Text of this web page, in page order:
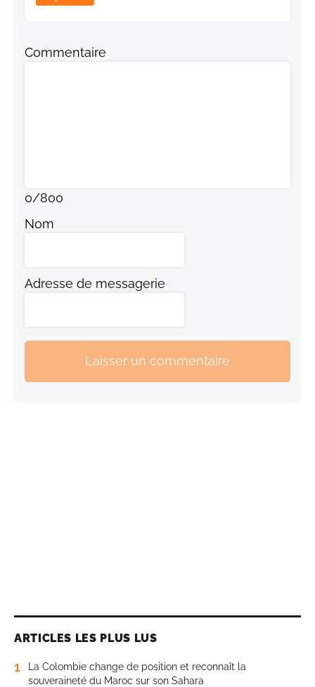
Commentaire
0/800
Nom
Adresse de messagerie
Laisser un commentaire
ARTICLES LES PLUS LUS
1
La Colombie change de position et reconnaît la
souveraineté du Maroc sur son Sahara